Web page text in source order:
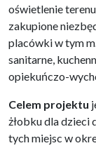
oświetlenie
zakupione
placówki w tym
sanitarne,
opiekuńczo-
Celem projektu
żłobku dla dzieci
tych miejsc w